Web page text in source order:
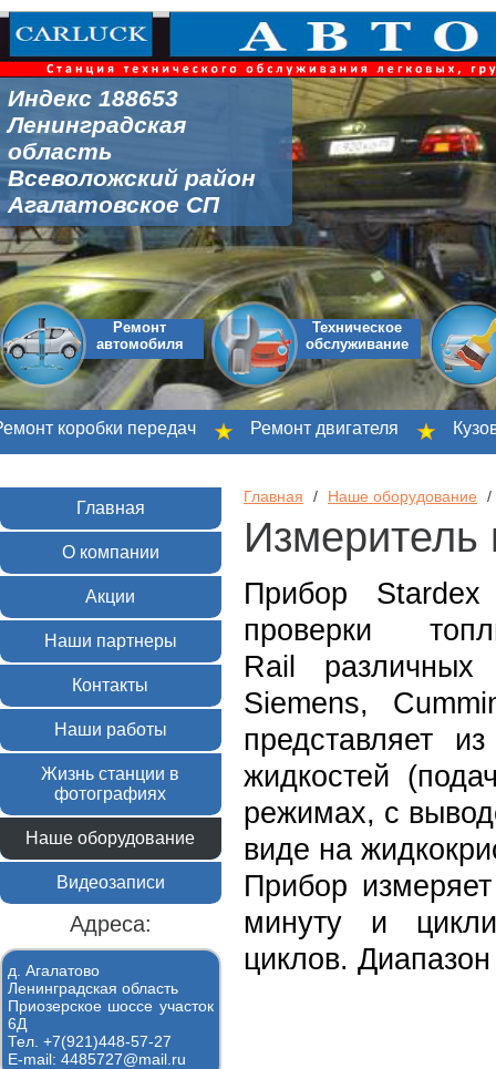
Индекс 188653
Ленинградская
область
Всеволожский район
Агалатовское СП
Ремонт
автомобиля
Техническое
обслуживание
коробки передач Ремонт двигателя
Главная
О компании
Акции
Наши партнеры
Контакты
Наши работы
Жизнь станции в
фотографиях
Наше оборудование
Видеозаписи
Адреса:
д. Агалатово
Ленинградская область
Приозерское шоссе участок
6Д
Тел. +7(921)448-57-27
E-mail: 4485727@mail.ru
Главная / Наше оборудование /
Измеритель
Прибор
проверки
Rail
Siemens,
представляет
жидкостей
режимах, с
виде на
Прибор
минуту и
циклов.